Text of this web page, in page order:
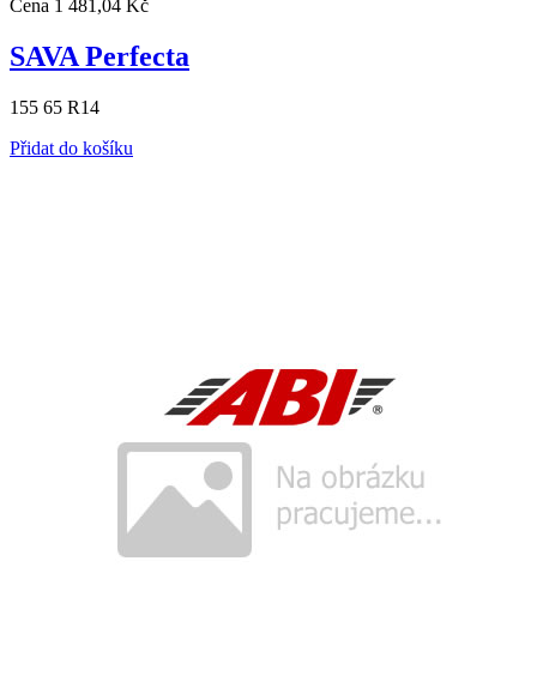
Cena 1 481,04 Kč
SAVA Perfecta
155 65 R14
Přidat do košíku